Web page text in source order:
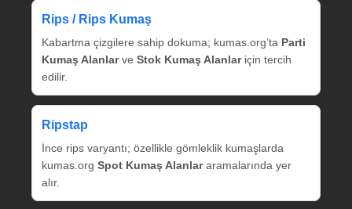
Rips / Rips Kumaş
Kabartma çizgilere sahip dokuma; kumas.org’ta Parti
Kumaş Alanlarve Stok Kumaş Alanlariçin tercih
edilir.
Ripstap
İnce rips varyantı; özellikle gömleklik kumaşlarda
kumas.org Spot Kumaş Alanlararamalarında yer
alır.